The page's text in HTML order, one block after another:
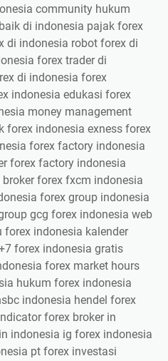
community hukum
di indonesia pajak forex
di indonesia robot forex di
forex trader di
di indonesia forex
indonesia edukasi forex
money management
forex indonesia exness forex
forex factory indonesia
forex factory indonesia
forex fxcm indonesia
forex group indonesia
gcg forex indonesia web
indonesia kalender
forex indonesia gratis
forex market hours
hukum forex indonesia
indonesia hendel forex
forex broker in
indonesia ig forex indonesia
pt forex investasi